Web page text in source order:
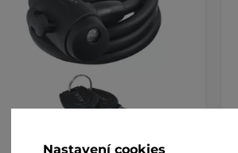
Nastavení cookies